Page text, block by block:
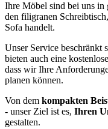
Ihre Möbel sind bei uns in
den filigranen
Sofa handelt.
Unser Service beschränkt
bieten auch eine
dass wir Ihre
planen können.
Von dem kompakten
- unser Ziel ist es, Ihren
gestalten.